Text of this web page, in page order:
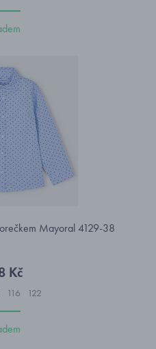
Mayoral 4129-38
Kč
116 122